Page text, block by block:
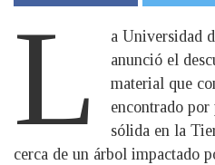
L
a Universidad
anunció el
material que
encontrado
sólida en la
cerca de un árbol impactado